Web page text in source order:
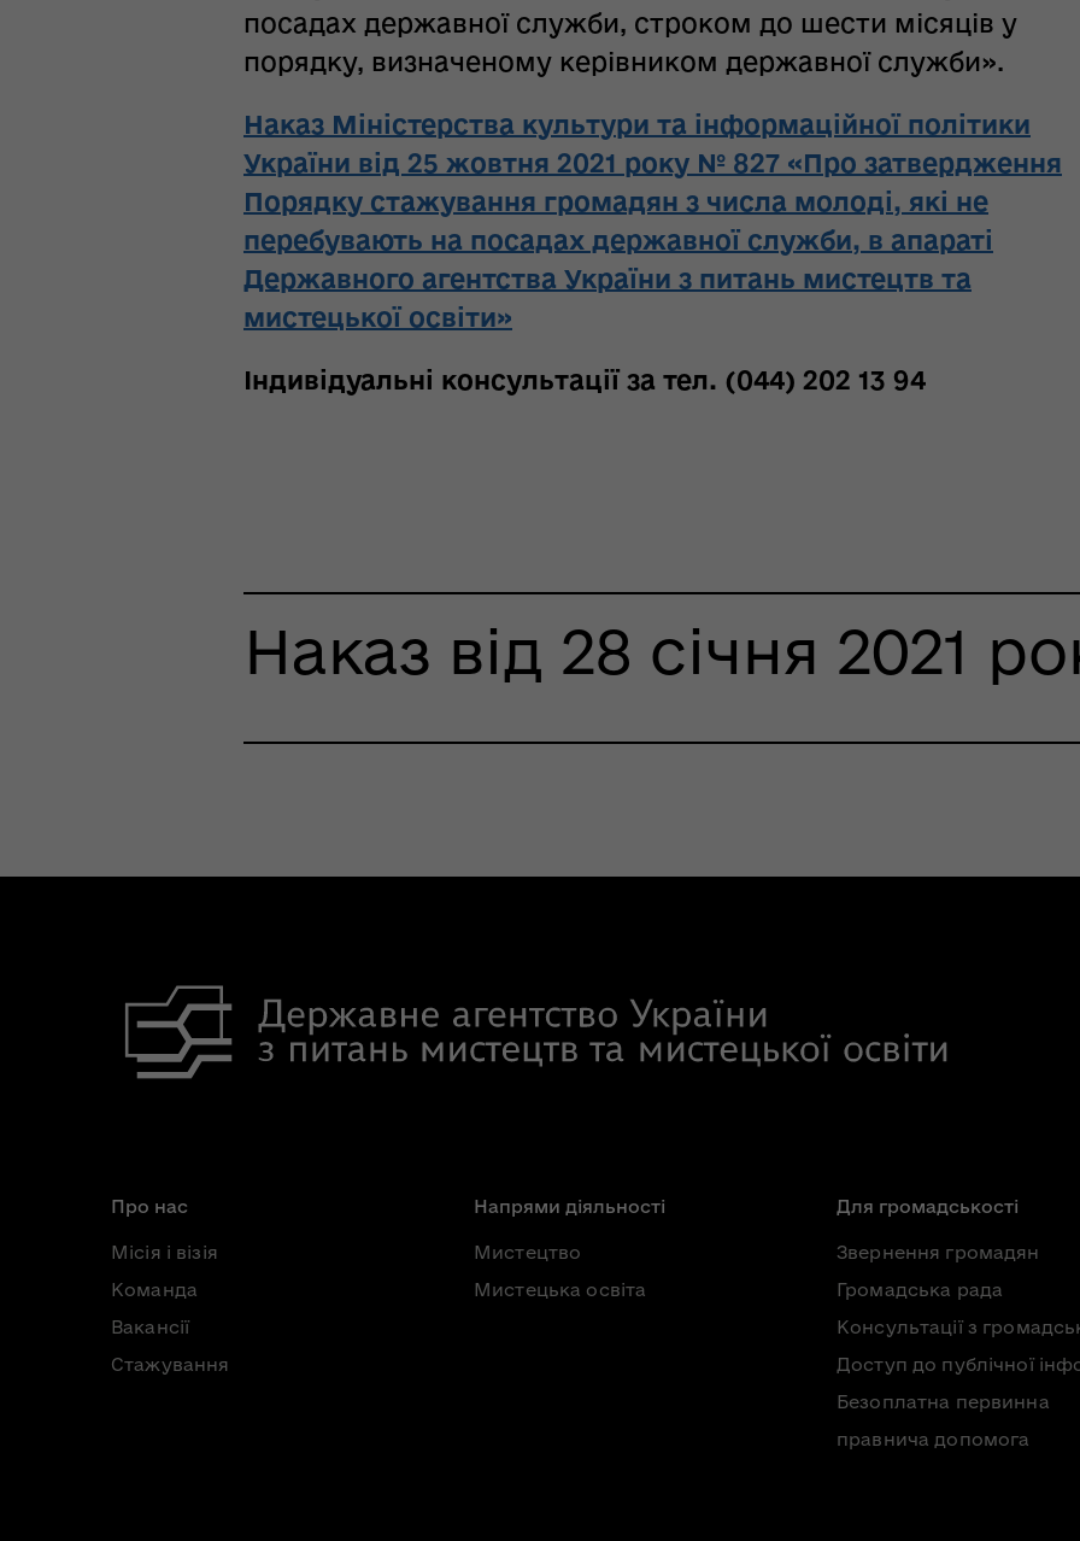
посадах державної служби, строком до шести місяців у
порядку, визначеному керівником державної служби».
Наказ Міністерства культури та інформаційної політики
України від 25 жовтня 2021 року № 827 «Про затвердження
Порядку стажування громадян з числа молоді, які не
перебувають на посадах державної служби, в апараті
Державного агентства України з питань мистецтв та
мистецької освіти»
Індивідуальні консультації за тел. (044) 202 13 94
Наказ від 28 січня 2021
Про нас
Місія і візія
Команда
Вакансії
Стажування
Напрями діяльності
Мистецтво
Мистецька освіта
Для громадськості
Звернення громадян
Громадська рада
Консультації з
Доступ до публічної
Безоплатна первинна
правнича допомога